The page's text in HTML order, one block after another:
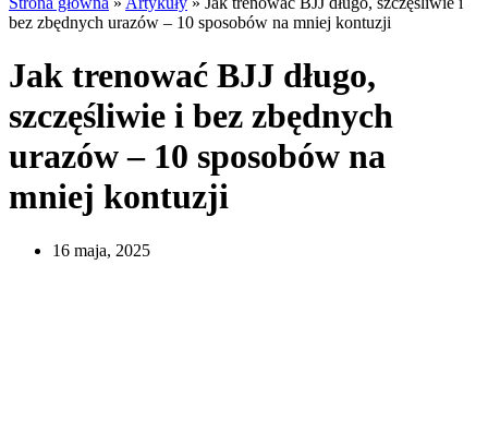
bez zbędnych urazów – 10 sposobów na mniej kontuzji
Jak trenować BJJ długo,
szczęśliwie i bez zbędnych
urazów – 10 sposobów na
mniej kontuzji
16 maja, 2025